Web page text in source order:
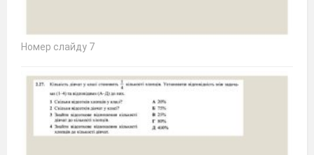
Номер слайду 7